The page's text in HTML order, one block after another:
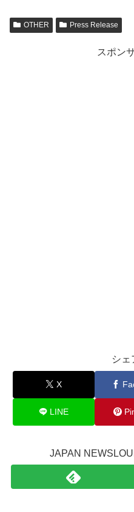
OTHER Press Release
スポン
シェ
X
LINE
JAPAN